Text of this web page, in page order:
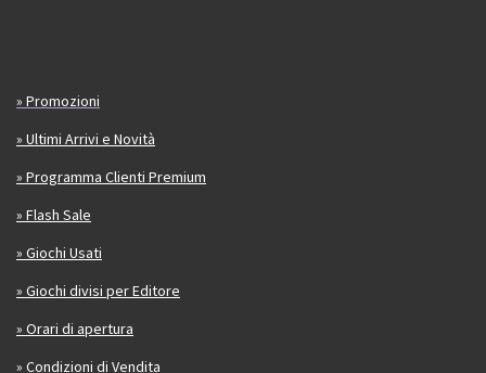
» Promozioni
» Ultimi Arrivi e Novità
» Programma Clienti Premium
» Flash Sale
» Giochi Usati
» Giochi divisi per Editore
» Orari di apertura
» Condizioni di Vendita